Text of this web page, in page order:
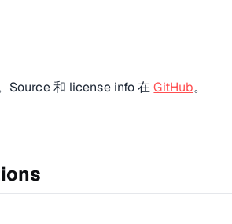
Source 和 license info 在GitHub。